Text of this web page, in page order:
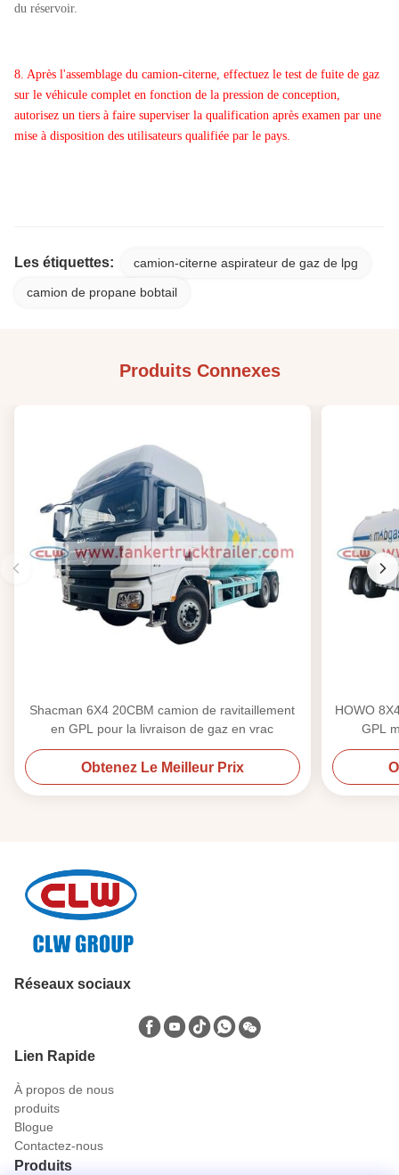
du réservoir.
8. Après l'assemblage du camion-citerne, effectuez le test de fuite de gaz
sur le véhicule complet en fonction de la pression de conception,
autorisez un tiers à faire superviser la qualification après examen par une
mise à disposition des utilisateurs qualifiée par le pays.
Les étiquettes: camion-citerne aspirateur de gaz de lpg
camion de propane bobtail
Produits Connexes
Shacman 6X4 20CBM camion de ravitaillement
en GPL pour la livraison de gaz en vrac
Obtenez Le Meilleur Prix
HOWO
GPL
Réseaux sociaux
Lien Rapide
À propos de nous
produits
Blogue
Contactez-nous
Produits